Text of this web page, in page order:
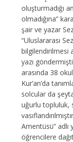
oluşturmadığı
olmadığına”
şair ve yazar
“Uluslararası
bilgilendirilmesi
yazı
arasında 38
Kur’an’da
solcular da
uğurlu topluluk,
Amentüsü” adlı
öğrencilere